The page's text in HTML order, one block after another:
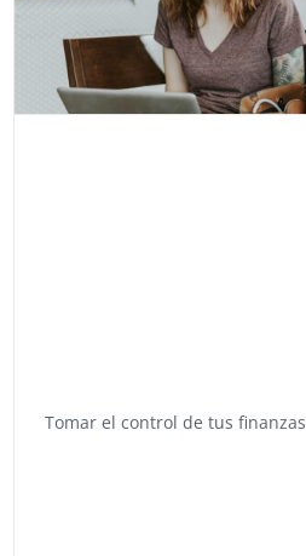
Tomar el control de tus finanzas